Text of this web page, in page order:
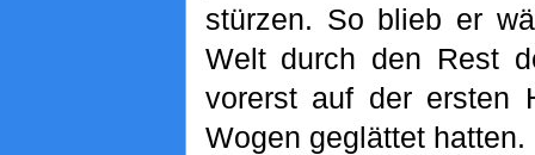
stürzen. So blieb er
Welt durch den Rest
vorerst auf der ersten
Wogen geglättet